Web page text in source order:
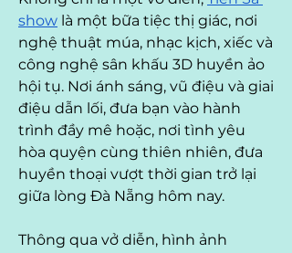
show là một bữa tiệc thị giác, nơi
nghệ thuật múa, nhạc kịch, xiếc và
công nghệ sân khấu 3D huyền ảo
hội tụ. Nơi ánh sáng, vũ điệu và giai
điệu dẫn lối, đưa bạn vào hành
trình đầy mê hoặc, nơi tình yêu
hòa quyện cùng thiên nhiên, đưa
huyền thoại vượt thời gian trở lại
giữa lòng Đà Nẵng hôm nay.
Thông qua vở diễn, hình ảnh